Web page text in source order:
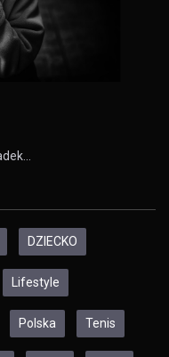
DZIECKO
Lifestyle
Polska Tenis